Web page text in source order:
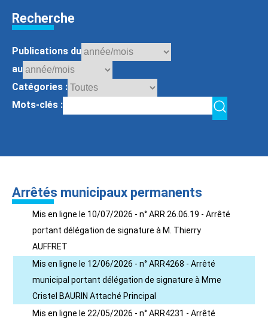
Recherche
Publications du
au
Catégories :
Mots-clés :
Arrêtés municipaux permanents
Mis en ligne le 10/07/2026 - n° ARR 26.06.19 - Arrêté
portant délégation de signature à M. Thierry
AUFFRET
Mis en ligne le 12/06/2026 - n° ARR4268 - Arrêté
municipal portant délégation de signature à Mme
Cristel BAURIN Attaché Principal
Mis en ligne le 22/05/2026 - n° ARR4231 - Arrêté